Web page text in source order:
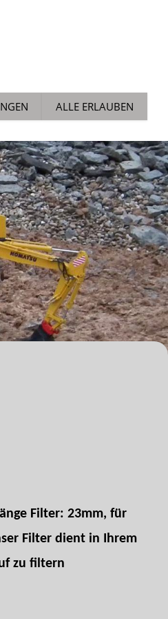
Filter: 23mm, für
Filter dient in Ihrem
zu filtern
ALLE ERLAUBEN